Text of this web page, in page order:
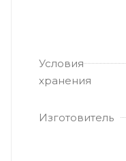
Условия
хранения
Изготовитель